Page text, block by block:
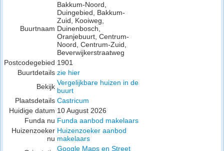
Buurtnaam
Bakkum-Noord,
Duingebied, Bakkum-
Zuid, Kooiweg,
Duinenbosch,
Oranjebuurt, Centrum-
Noord, Centrum-Zuid,
Beverwijkerstraatweg
Postcodegebied 1901
Buurtdetails zie hier
Bekijk Vergelijkbare huizen in de
buurt
Plaatsdetails Castricum
Huidige datum 10 August 2026
Funda nu Funda aanbod makelaars
Huizenzoeker
nu
Huizenzoeker aanbod
makelaars
Google Maps en Street